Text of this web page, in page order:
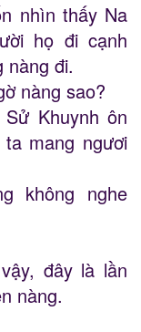
nhìn thấy Na
họ đi cạnh
nàng đi.
nàng sao?
Khuynh ôn
mang ngươi
không nghe
đây là lần
nàng.